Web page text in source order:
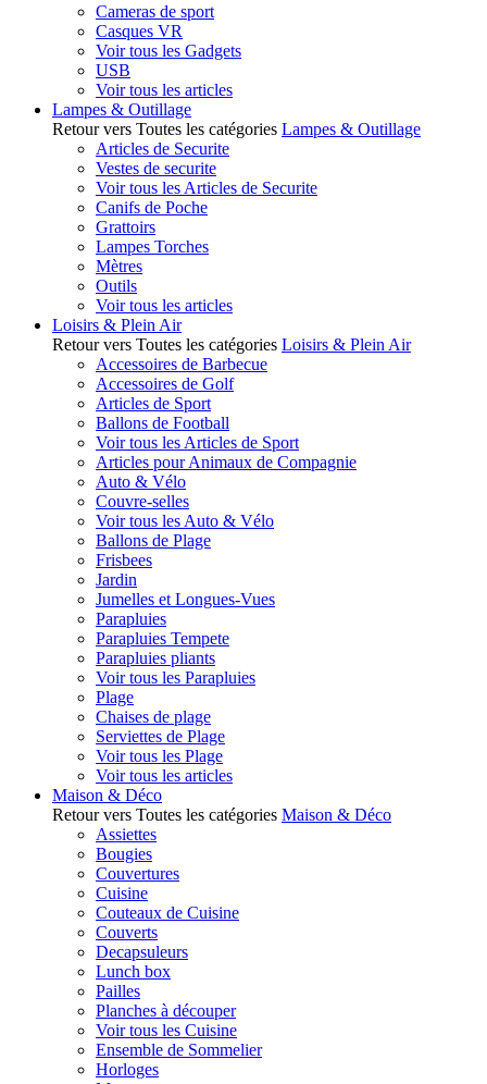
Cameras de sport
Casques VR
Voir tous les Gadgets
USB
Voir tous les articles
Lampes & Outillage
Retour vers Toutes les catégories Lampes & Outillage
Articles de Securite
Vestes de securite
Voir tous les Articles de Securite
Canifs de Poche
Grattoirs
Lampes Torches
Mètres
Outils
Voir tous les articles
Loisirs & Plein Air
Retour vers Toutes les catégories Loisirs & Plein Air
Accessoires de Barbecue
Accessoires de Golf
Articles de Sport
Ballons de Football
Voir tous les Articles de Sport
Articles pour Animaux de Compagnie
Auto & Vélo
Couvre-selles
Voir tous les Auto & Vélo
Ballons de Plage
Frisbees
Jardin
Jumelles et Longues-Vues
Parapluies
Parapluies Tempete
Parapluies pliants
Voir tous les Parapluies
Plage
Chaises de plage
Serviettes de Plage
Voir tous les Plage
Voir tous les articles
Maison & Déco
Retour vers Toutes les catégories Maison & Déco
Assiettes
Bougies
Couvertures
Cuisine
Couteaux de Cuisine
Couverts
Decapsuleurs
Lunch box
Pailles
Planches à découper
Voir tous les Cuisine
Ensemble de Sommelier
Horloges